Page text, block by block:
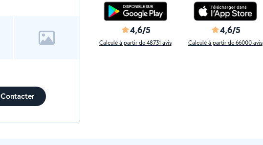
Contacter
4,6/5
Calculé à partir de 48731 avis
4,6/5
Calculé à partir de 66000 avis